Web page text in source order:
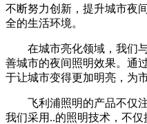
不断努力创新，提升城市夜
全的生活环境。
在城市亮化领域，我们
善城市的夜间照明效果。通
于让城市变得更加明亮，为
飞利浦照明的产品不仅
我们采用..的照明技术，不